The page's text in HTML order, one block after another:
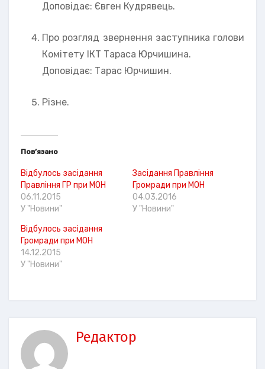
Доповідає: Євген Кудрявець.
Про розгляд звернення заступника голови
Комітету ІКТ Тараса Юрчишина.
Доповідає: Тарас Юрчишин.
Різне.
Пов’язано
Відбулось засідання
Правління ГР при МОН
06.11.2015
У "Новини"
Засідання Правління
Громради при МОН
04.03.2016
У "Новини"
Відбулось засідання
Громради при МОН
14.12.2015
У "Новини"
Редактор